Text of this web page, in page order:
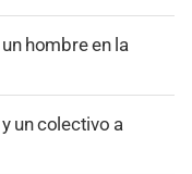
hombre en la
un colectivo a